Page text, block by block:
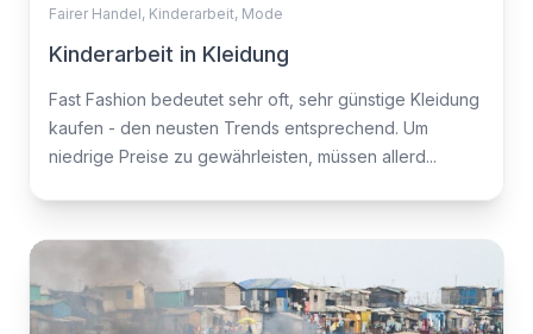
Fairer Handel, Kinderarbeit, Mode
Kinderarbeit in Kleidung
Fast Fashion bedeutet sehr oft, sehr günstige Kleidung
kaufen - den neusten Trends entsprechend. Um
niedrige Preise zu gewährleisten, müssen allerd...